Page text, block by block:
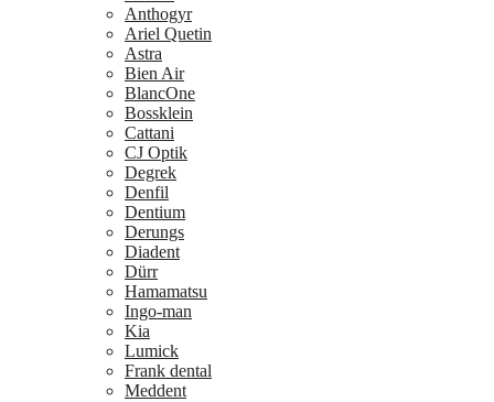
Anthogyr
Ariel Quetin
Astra
Bien Air
BlancOne
Bossklein
Cattani
CJ Optik
Degrek
Denfil
Dentium
Derungs
Diadent
Dürr
Hamamatsu
Ingo-man
Kia
Lumick
Frank dental
Meddent